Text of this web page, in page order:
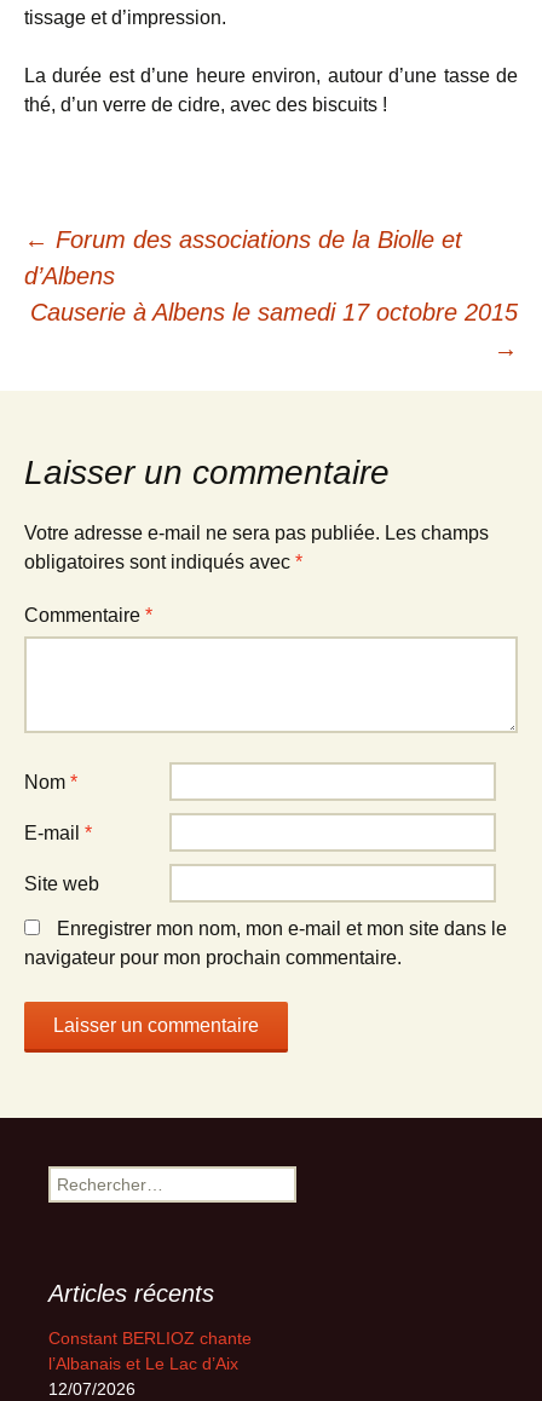
tissage et d’impression.
La durée est d’une heure environ, autour d’une tasse de
thé, d’un verre de cidre, avec des biscuits !
Navigation
des
articles
← Forum des associations de la Biolle et
d’Albens
Causerie à Albens le samedi 17 octobre 2015
→
Laisser un commentaire
Votre adresse e-mail ne sera pas publiée. Les champs
obligatoires sont indiqués avec *
Commentaire *
Nom *
E-mail *
Site web
Enregistrer mon nom, mon e-mail et mon site dans le
navigateur pour mon prochain commentaire.
Rechercher :
Articles récents
Constant BERLIOZ chante
l’Albanais et Le Lac d’Aix
12/07/2026